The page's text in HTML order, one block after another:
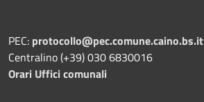
PEC: protocollo@pec.comune.caino.bs.it
Centralino (+39) 030 6830016
Orari Uffici comunali